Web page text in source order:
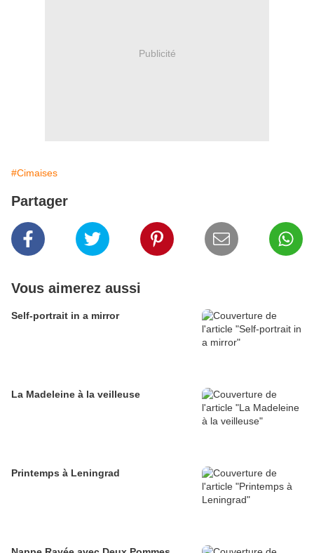
Publicité
#Cimaises
Partager
Vous aimerez aussi
Self-portrait in a mirror
La Madeleine à la veilleuse
Printemps à Leningrad